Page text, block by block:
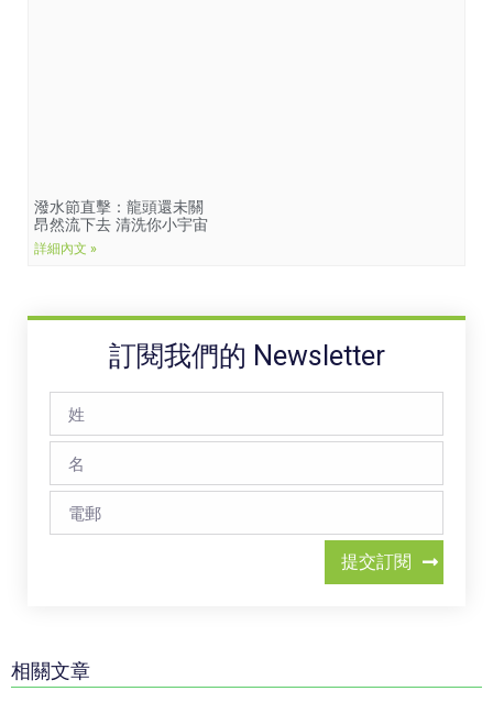
潑水節直擊：龍頭還未關
昂然流下去 清洗你小宇宙
詳細內文 »
訂閱我們的 Newsletter
提交訂閱
相關文章